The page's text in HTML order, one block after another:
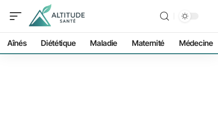
Aînés Diététique Maladie Maternité Médecine